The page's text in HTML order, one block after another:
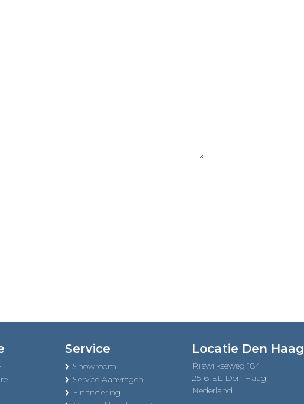
Service
Showroom
Service Aanvragen
Financiering
Locatie Den Haag
Rijswijkseweg 184
2516 EL Den Haag
Nederland